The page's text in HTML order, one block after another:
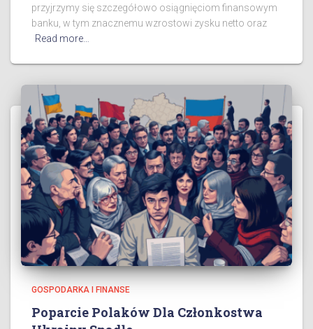
przyjrzymy się szczegółowo osiągnięciom finansowym
banku, w tym znacznemu wzrostowi zysku netto oraz
Read more…
GOSPODARKA I FINANSE
Poparcie Polaków Dla Członkostwa